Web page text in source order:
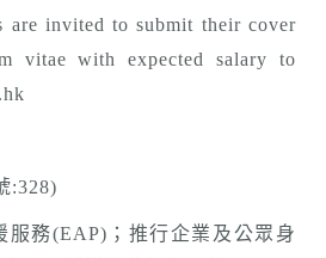
are invited to submit their cover
vitae with expected salary to
:328)
服務(EAP)；推行企業及公眾身